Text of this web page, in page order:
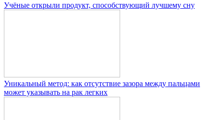
Учёные открыли продукт, способствующий лучшему сну
Уникальный метод: как отсутствие зазора между пальцами
может указывать на рак легких